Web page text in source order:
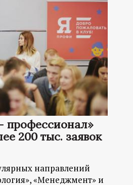
200 тыс. заявок
направлений
«Менеджмент» и